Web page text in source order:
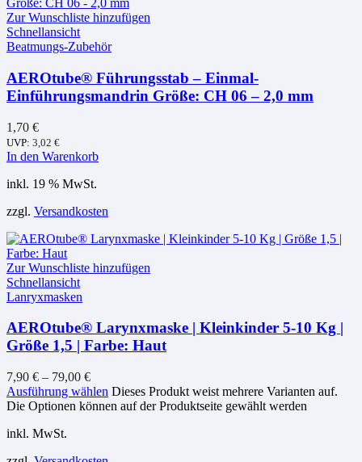
Zur Wunschliste hinzufügen
Schnellansicht
Beatmungs-Zubehör
AEROtube® Führungsstab – Einmal-
Einführungsmandrin Größe: CH 06 – 2,0 mm
1,70 €
UVP: 3,02 €
In den Warenkorb
inkl. 19 % MwSt.
zzgl. Versandkosten
Zur Wunschliste hinzufügen
Schnellansicht
Lanryxmasken
AEROtube® Larynxmaske | Kleinkinder 5-10 Kg |
Größe 1,5 | Farbe: Haut
7,90 € – 79,00 €
Ausführung wählen Dieses Produkt weist mehrere Varianten auf.
Die Optionen können auf der Produktseite gewählt werden
inkl. MwSt.